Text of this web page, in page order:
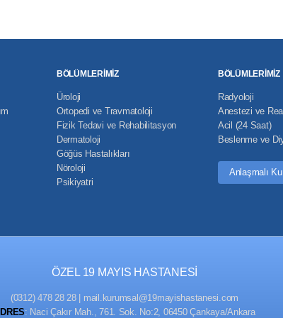
BÖLÜMLERİMİZ
Üroloji
Ortopedi ve Travmatoloji
Fizik Tedavi ve Rehabilitasyon
Dermatoloji
Göğüs Hastalıkları
Nöroloji
Psikiyatri
BÖLÜMLERİMİZ
Radyoloji
Anestezi ve
Acil (24 Saat)
Beslenme ve
Anlaşmalı
ÖZEL 19 MAYIS HASTANESİ
(0312) 478 28 28| mail.kurumsal@19mayishastanesi.com
: Naci Çakır Mah., 761. Sok. No:2, 06450 Çankaya/Ankara